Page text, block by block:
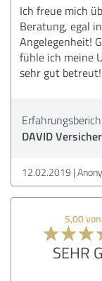
Ich freue mich
Beratung, egal
Angelegenheit!
fühle ich meine
sehr gut betreut!
DAVID
12.02.2019
5,00
SEHR